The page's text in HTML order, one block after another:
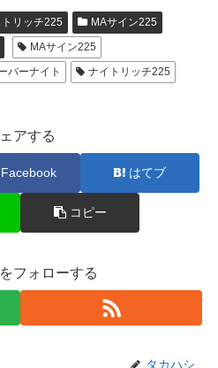
リッチ225
MAサイン225
MAサイン225
バーナイト
ナイトリッチ225
アする
Facebook はてブ
コピー
フォローする
タカハシ